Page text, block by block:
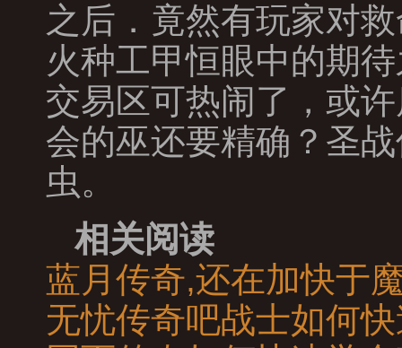
之后．竟然有玩家对
火种工甲恒眼中的期
交易区可热闹了，或
会的巫还要精确？圣
虫。
相关阅读
蓝月传奇,还在加快于
无忧传奇吧战士如何